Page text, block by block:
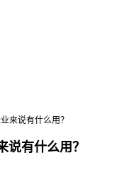
来说有什么用？
有什么用？